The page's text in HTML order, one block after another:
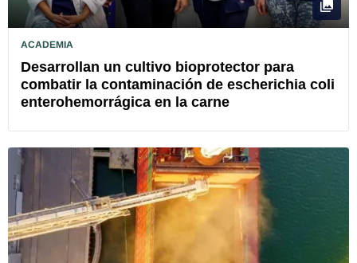
ACADEMIA
Desarrollan un cultivo bioprotector para
combatir la contaminación de escherichia coli
enterohemorrágica en la carne